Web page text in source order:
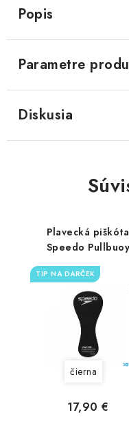
Popis
Parametre
Diskusia
Plavecká piškóta
Speedo Pullbuoy
TIP NA DARČEK
čierna
17,90 €